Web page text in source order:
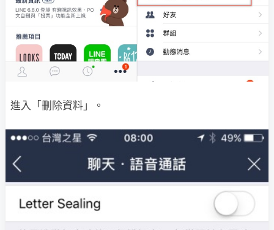
進入「刪除資料」。